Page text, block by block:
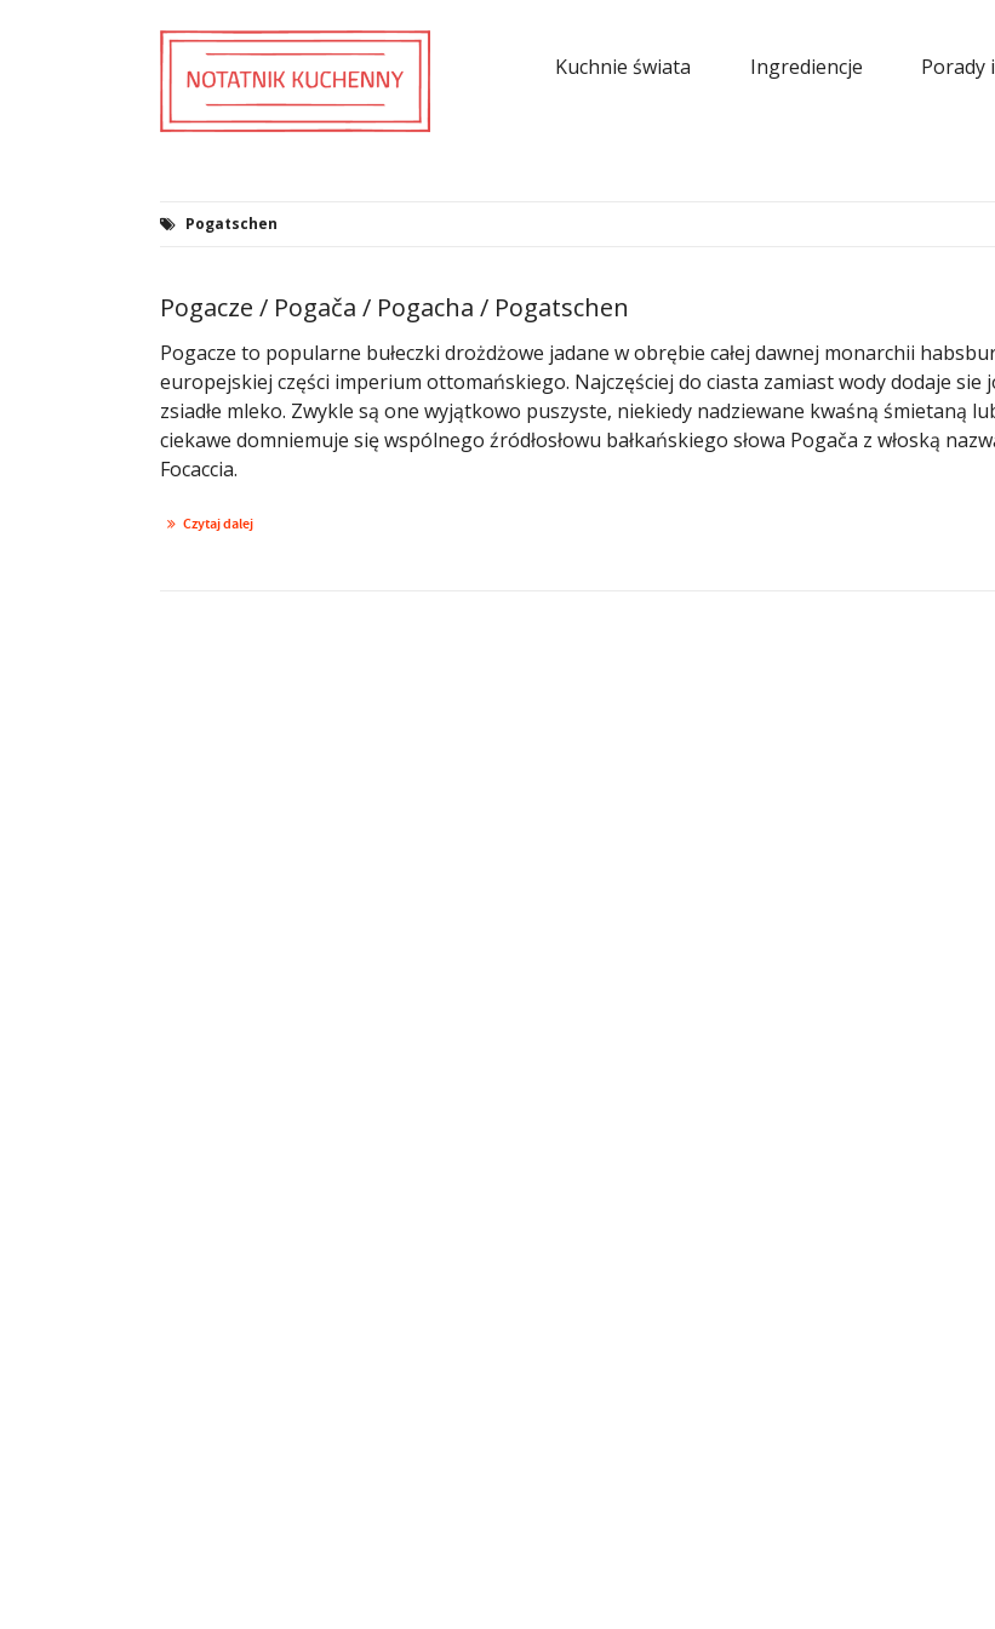
Kuchnie świata Ingrediencje Porady
Pogatschen
Pogacze / Pogača / Pogacha / Pogatschen
Pogacze to popularne bułeczki drożdżowe jadane w obrębie całej dawnej monarchii
europejskiej części imperium ottomańskiego. Najczęściej do ciasta zamiast wody dodaje sie
zsiadłe mleko. Zwykle są one wyjątkowo puszyste, niekiedy nadziewane kwaśną śmietaną
ciekawe domniemuje się wspólnego źródłosłowu bałkańskiego słowa Pogača z włoską
Focaccia.
Czytaj dalej